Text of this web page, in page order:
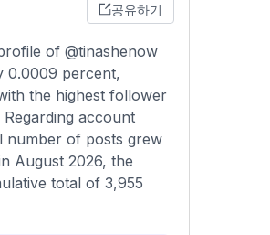
공유하기
of @tinashenow
0.0009 percent,
the highest follower
account
number of posts grew
August 2026, the
total of 3,955